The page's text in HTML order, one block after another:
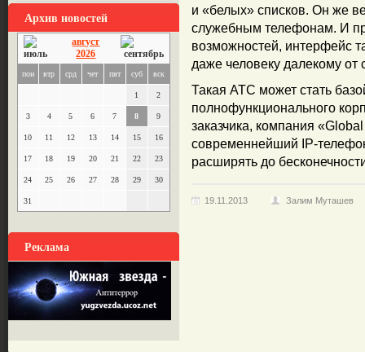
Архив новостей
август
2026
пон втр срд чет пят суб вск
1 2
3 4 5 6 7 8 9
10 11 12 13 14 15 16
17 18 19 20 21 22 23
24 25 26 27 28 29 30
31
Реклама
и «белых» списков. Он же
служебным телефонам. И
возможностей, интерфейс
даже человеку далекому от
Такая АТС может стать
полнофункционального
заказчика, компания
современнейший IP-
расширять до
19.11.2013 Залим Муташев